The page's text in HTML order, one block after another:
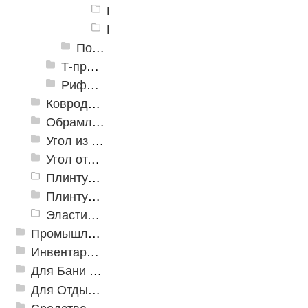
Порог алюминиевый
Порог алюминиевый
Пороги алюминиевые разноуровневые С-4 39,4х12 мм (открытый крепеж)
Т-профиль
Рифленые алюминиевые листы и углы квинтет
Ковродержатели
Обрамление
Угол из ПВХ
Угол отделочный арочный
Плинтус для столешниц
Плинтусы «KronPlast»
Эластичный напольно-стыковочный профиль Cezar
Промышленный текстиль
Инвентарь для клининга
Для Бани и Сауны
Для Отдыха и Пикника